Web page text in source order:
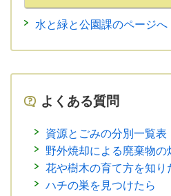
水と緑と公園課のページへ
よくある質問
資源とごみの分別一覧表
野外焼却による廃棄物の
花や樹木の育て方を知り
ハチの巣を見つけたら